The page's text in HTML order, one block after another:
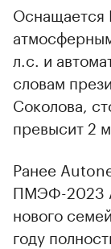
Оснащается
л.с. и
словам
Соколова,
превысит 2
Ранее
ПМЭФ-2023
нового
году